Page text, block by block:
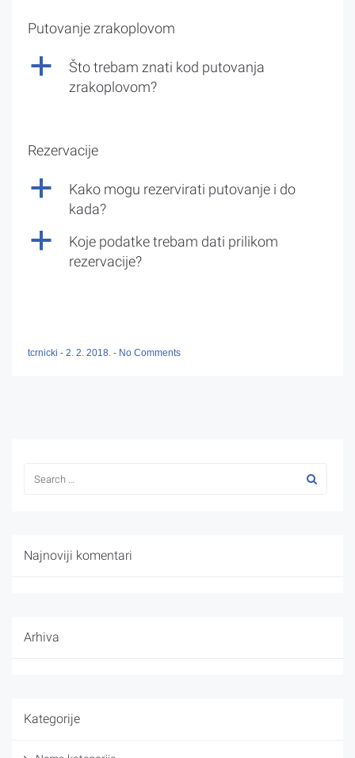
Putovanje zrakoplovom
a
Što trebam znati kod putovanja
zrakoplovom?
Rezervacije
a
Kako mogu rezervirati putovanje i do
kada?
a
Koje podatke trebam dati prilikom
rezervacije?
tcrnicki - 2. 2. 2018. - No Comments
Najnoviji komentari
Arhiva
Kategorije